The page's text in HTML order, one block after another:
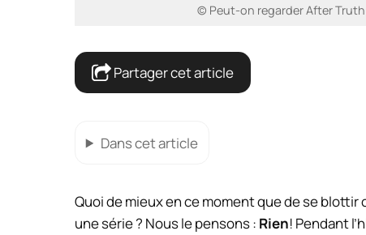
© Peut-on regarder After
Partager cet article
Dans cet article
Quoi de mieux en ce moment que de se
une série ? Nous le pensons : Rien! Pendant